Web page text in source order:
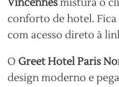
Vincennesmistura o
conforto de hotel. Fica
com acesso direto à
O Greet Hotel Paris
design moderno e